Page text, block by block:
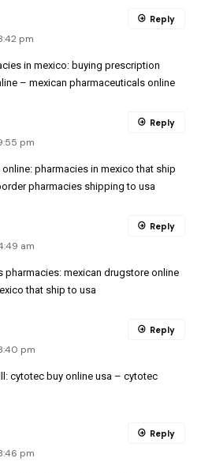
pm
in mexico: buying prescription
– mexican pharmaceuticals online
Reply
pm
pharmacies in mexico that ship
pharmacies shipping to usa
Reply
am
pharmacies: mexican drugstore online
that ship to usa
Reply
pm
cytotec buy online usa – cytotec
Reply
pm
Reply